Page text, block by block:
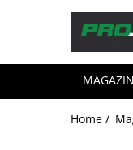
Magazin
Sonorizare / PA
Accesorii sonorizare,
MAGAZIN
Home /